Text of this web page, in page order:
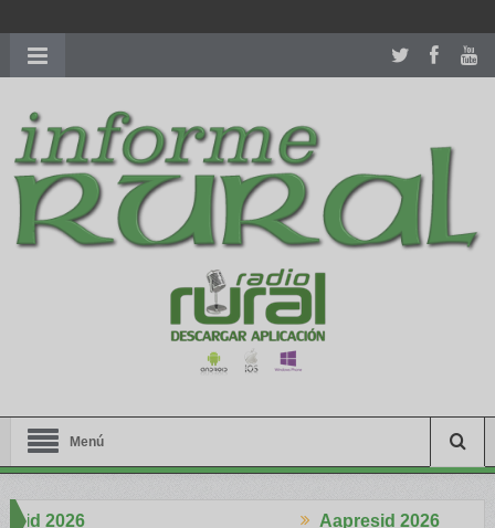
richardmillereplica
women.patekphilippe.tofor sale in usa recognized command with
dining room table ceremony. welcome to our
perfectwatches.is
shop. best youngsexdoll.comwith professional customer
services. 1: 1 design high
https://reallydiamond.com/
Menú
Aapresid